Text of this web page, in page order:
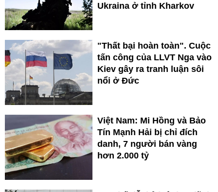
Ukraina ở tỉnh Kharkov
"Thất bại hoàn toàn". Cuộc
tấn công của LLVT Nga vào
Kiev gây ra tranh luận sôi
nổi ở Đức
Việt Nam: Mi Hồng và Bảo
Tín Mạnh Hải bị chỉ đích
danh, 7 người bán vàng
hơn 2.000 tỷ